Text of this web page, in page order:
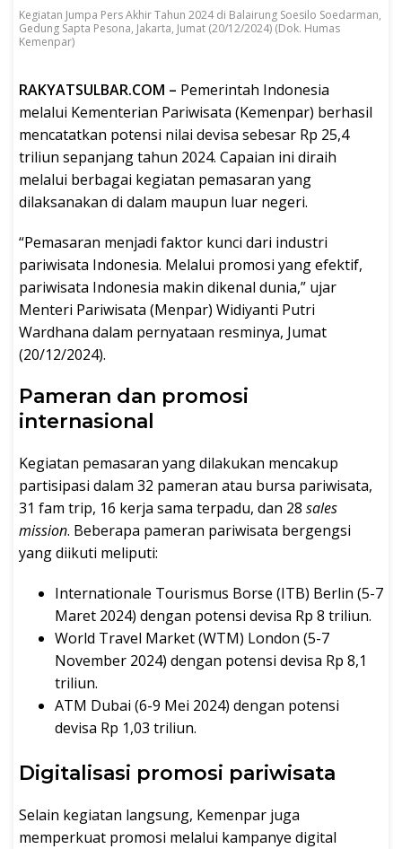
Kegiatan Jumpa Pers Akhir Tahun 2024 di Balairung Soesilo Soedarman,
Gedung Sapta Pesona, Jakarta, Jumat (20/12/2024) (Dok. Humas
Kemenpar)
RAKYATSULBAR.COM – Pemerintah Indonesia
melalui Kementerian Pariwisata (Kemenpar) berhasil
mencatatkan potensi nilai devisa sebesar Rp 25,4
triliun sepanjang tahun 2024. Capaian ini diraih
melalui berbagai kegiatan pemasaran yang
dilaksanakan di dalam maupun luar negeri.
“Pemasaran menjadi faktor kunci dari industri
pariwisata Indonesia. Melalui promosi yang efektif,
pariwisata Indonesia makin dikenal dunia,” ujar
Menteri Pariwisata (Menpar) Widiyanti Putri
Wardhana dalam pernyataan resminya, Jumat
(20/12/2024).
Pameran dan promosi
internasional
Kegiatan pemasaran yang dilakukan mencakup
partisipasi dalam 32 pameran atau bursa pariwisata,
31 fam trip, 16 kerja sama terpadu, dan 28 sales
mission. Beberapa pameran pariwisata bergengsi
yang diikuti meliputi:
Internationale Tourismus Borse (ITB) Berlin (5-7
Maret 2024) dengan potensi devisa Rp 8 triliun.
World Travel Market (WTM) London (5-7
November 2024) dengan potensi devisa Rp 8,1
triliun.
ATM Dubai (6-9 Mei 2024) dengan potensi
devisa Rp 1,03 triliun.
Digitalisasi promosi pariwisata
Selain kegiatan langsung, Kemenpar juga
memperkuat promosi melalui kampanye digital